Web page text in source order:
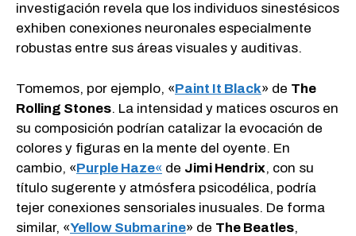
investigación revela que los individuos sinestésicos
exhiben conexiones neuronales especialmente
robustas entre sus áreas visuales y auditivas.
Tomemos, por ejemplo, «Paint It Black» de The
Rolling Stones. La intensidad y matices oscuros en
su composición podrían catalizar la evocación de
colores y figuras en la mente del oyente. En
cambio, «Purple Haze« de Jimi Hendrix, con su
título sugerente y atmósfera psicodélica, podría
tejer conexiones sensoriales inusuales. De forma
similar, «Yellow Submarine» de The Beatles,